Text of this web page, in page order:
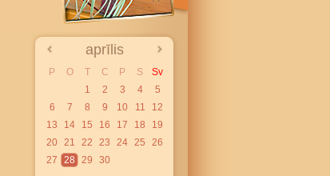
aprīlis
P O T C P S
Sv
1
2 3 4
5
6
7 8 9 10 11
12
13
14 15 16 17 18
19
20 21 22 23 24 25
26
27
28 29 30